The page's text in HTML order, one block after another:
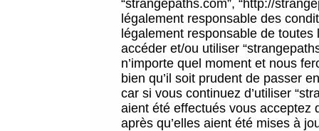
“strangepaths.com”, “http://
légalement responsable des
légalement responsable de
accéder et/ou utiliser
n’importe quel moment et nous
bien qu’il soit prudent de passer
car si vous continuez d’utiliser
aient été effectués vous acceptez
après qu’elles aient été mises à